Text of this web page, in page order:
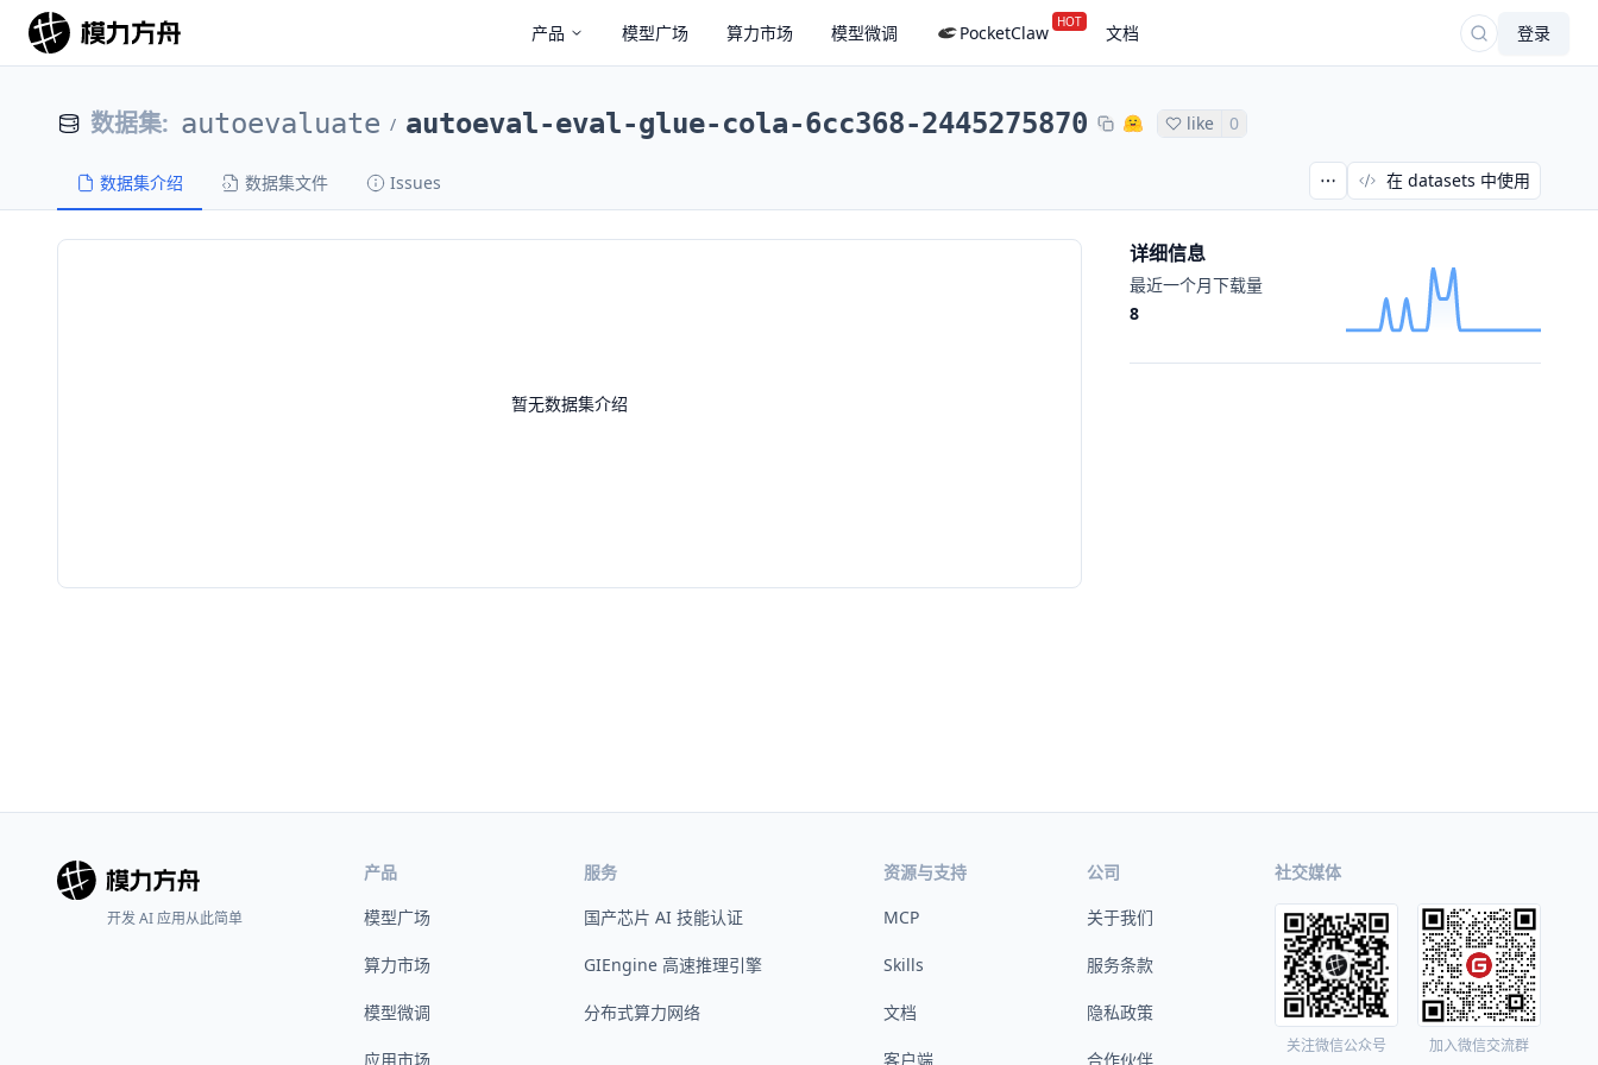
产品 模型广场 算力市场 模型微调 PocketClaw HOT 文档 登录
数据集: autoevaluate / autoeval-eval-glue-cola-6cc368-2445275870 like 0
数据集介绍 数据集文件 Issues 在 datasets 中使用
暂无数据集介绍
详细信息
最近一个月下载量
8
开发 AI 应用从此简单
产品
模型广场
算力市场
模型微调
应用市场
服务
国产芯片 AI 技能认证
GIEngine 高速推理引擎
分布式算力网络
资源与支持
MCP
Skills
文档
客户端
公司
关于我们
服务条款
隐私政策
合作伙伴
社交媒体
关注微信公众号 加入微信交流群